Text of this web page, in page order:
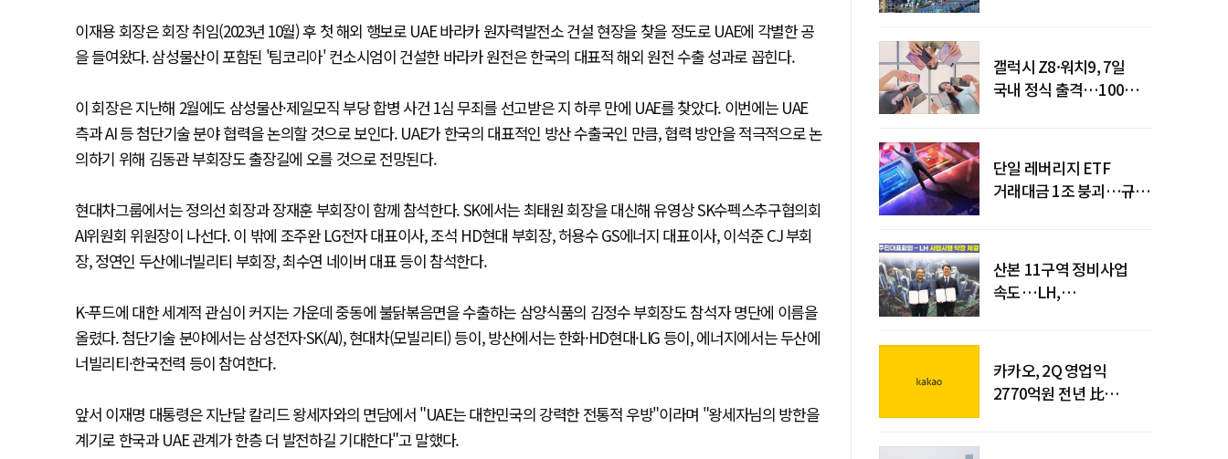
이재용 회장은 회장 취임(2023년 10월) 후 첫 해외 행보로 UAE 바라카 원자력발전소 건설 현장을 찾을 정도로 UAE에 각별한 공
을 들여왔다. 삼성물산이 포함된 '팀코리아' 컨소시엄이 건설한 바라카 원전은 한국의 대표적 해외 원전 수출 성과로 꼽힌다.
이 회장은 지난해 2월에도 삼성물산·제일모직 부당 합병 사건 1심 무죄를 선고받은 지 하루 만에 UAE를 찾았다. 이번에는 UAE
측과 AI 등 첨단기술 분야 협력을 논의할 것으로 보인다. UAE가 한국의 대표적인 방산 수출국인 만큼, 협력 방안을 적극적으로 논
의하기 위해 김동관 부회장도 출장길에 오를 것으로 전망된다.
현대차그룹에서는 정의선 회장과 장재훈 부회장이 함께 참석한다. SK에서는 최태원 회장을 대신해 유영상 SK수펙스추구협의회
AI위원회 위원장이 나선다. 이 밖에 조주완 LG전자 대표이사, 조석 HD현대 부회장, 허용수 GS에너지 대표이사, 이석준 CJ 부회
장, 정연인 두산에너빌리티 부회장, 최수연 네이버 대표 등이 참석한다.
K-푸드에 대한 세계적 관심이 커지는 가운데 중동에 불닭볶음면을 수출하는 삼양식품의 김정수 부회장도 참석자 명단에 이름을
올렸다. 첨단기술 분야에서는 삼성전자·SK(AI), 현대차(모빌리티) 등이, 방산에서는 한화·HD현대·LIG 등이, 에너지에서는 두산에
너빌리티·한국전력 등이 참여한다.
앞서 이재명 대통령은 지난달 칼리드 왕세자와의 면담에서 "UAE는 대한민국의 강력한 전통적 우방"이라며 "왕세자님의 방한을
계기로 한국과 UAE 관계가 한층 더 발전하길 기대한다"고 말했다.
갤럭시 Z8·워치9, 7일
국내 정식 출격…100개국
단일 레버리지 ETF
거래대금 1조 붕괴…규제
산본 11구역 정비사업
속도…LH,
카카오, 2Q 영업익
2770억원 전년 比